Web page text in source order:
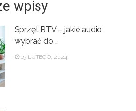
wpisy
Sprzęt RTV – jakie audio
wybrać do …
19 LUTEGO, 2024